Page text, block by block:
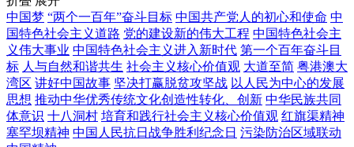
中国梦 “两个一百年”奋斗目标 中国共产党人的初心和使命 中
国特色社会主义道路 党的建设新的伟大工程 中国特色社会主
义伟大事业 中国特色社会主义进入新时代 第一个百年奋斗目
标 人与自然和谐共生 社会主义核心价值观 大道至简 粤港澳大
湾区 讲好中国故事 坚决打赢脱贫攻坚战 以人民为中心的发展
思想 推动中华优秀传统文化创造性转化、创新 中华民族共同
体意识 十八洞村 培育和践行社会主义核心价值观 红旗渠精神
塞罕坝精神 中国人民抗日战争胜利纪念日 污染防治区域联动